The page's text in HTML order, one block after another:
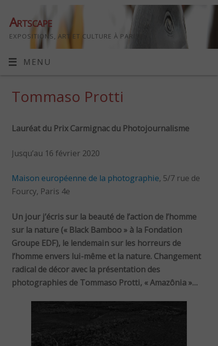
Artscape
EXPOSITIONS, ART ET CULTURE À PARIS
MENU
Tommaso Protti
Lauréat du Prix Carmignac du Photojournalisme
Jusqu’au 16 février 2020
Maison européenne de la photographie, 5/7 rue de
Fourcy, Paris 4e
Un jour j’écris sur la beauté de l’action de l’homme
sur la nature (« Black Bamboo » à la Fondation
Groupe EDF), le lendemain sur les horreurs de
l’homme envers lui-même et la nature. Changement
radical de décor avec la présentation des
photographies de Tommaso Protti, « Amazônia »…